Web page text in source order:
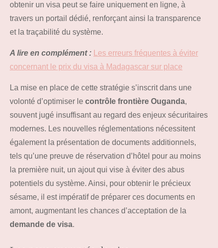
obtenir un visa peut se faire uniquement en ligne, à
travers un portail dédié, renforçant ainsi la transparence
et la traçabilité du système.
A lire en complément :
Les erreurs fréquentes à éviter
concernant le prix du visa à Madagascar sur place
La mise en place de cette stratégie s’inscrit dans une
volonté d’optimiser le contrôle frontière Ouganda,
souvent jugé insuffisant au regard des enjeux sécuritaires
modernes. Les nouvelles réglementations nécessitent
également la présentation de documents additionnels,
tels qu’une preuve de réservation d’hôtel pour au moins
la première nuit, un ajout qui vise à éviter des abus
potentiels du système. Ainsi, pour obtenir le précieux
sésame, il est impératif de préparer ces documents en
amont, augmentant les chances d’acceptation de la
demande de visa.